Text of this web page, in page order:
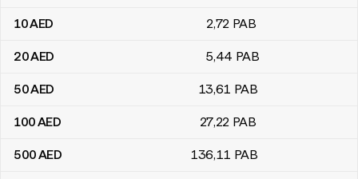
10AED 2,72 PAB
20AED 5,44 PAB
50AED 13,61 PAB
100AED 27,22 PAB
500AED 136,11 PAB